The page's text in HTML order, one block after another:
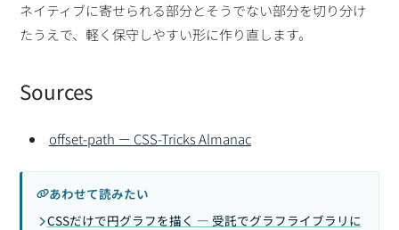
ネイティブに寄せられる部分とそうでない部分を切り分け
たうえで、軽く保守しやすい形に作り直します。
Sources
offset-path － CSS-Tricks Almanac
あわせて読みたい
CSSだけで円グラフを描く — 受託でグラフライブラリに